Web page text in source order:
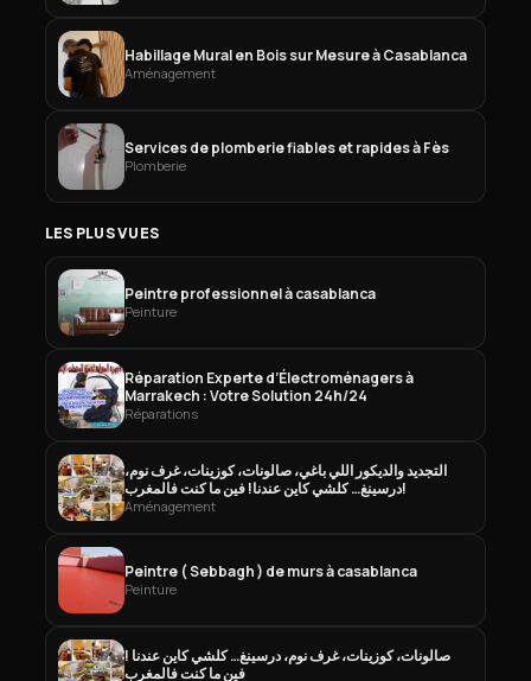
Habillage Mural en Bois sur Mesure à Casablanca
Aménagement
Services de plomberie fiables et rapides à Fès
Plomberie
LES PLUS VUES
Peintre professionnel à casablanca
Peinture
Réparation Experte d’Électroménagers à
Marrakech : Votre Solution 24h/24
Réparations
التجديد والديكور اللي باغي، صالونات، كوزينات، غرف نوم،
درسينغ… كلشي كاين عندنا! فين ما كنت فالمغرب!
Aménagement
Peintre ( Sebbagh ) de murs à casablanca
Peinture
صالونات، كوزينات، غرف نوم، درسينغ… كلشي كاين عندنا !
فين ما كنت فالمغرب